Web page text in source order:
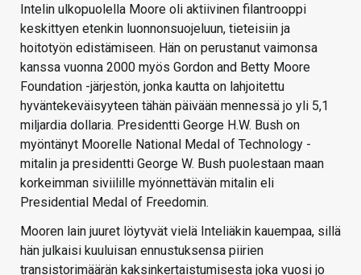
Intelin ulkopuolella Moore oli aktiivinen filantrooppi
keskittyen etenkin luonnonsuojeluun, tieteisiin ja
hoitotyön edistämiseen. Hän on perustanut vaimonsa
kanssa vuonna 2000 myös Gordon and Betty Moore
Foundation -järjestön, jonka kautta on lahjoitettu
hyväntekeväisyyteen tähän päivään mennessä jo yli 5,1
miljardia dollaria. Presidentti George H.W. Bush on
myöntänyt Moorelle National Medal of Technology -
mitalin ja presidentti George W. Bush puolestaan maan
korkeimman siviilille myönnettävän mitalin eli
Presidential Medal of Freedomin.
Mooren lain juuret löytyvät vielä Inteliäkin kauempaa, sillä
hän julkaisi kuuluisan ennustuksensa piirien
transistorimäärän kaksinkertaistumisesta joka vuosi jo